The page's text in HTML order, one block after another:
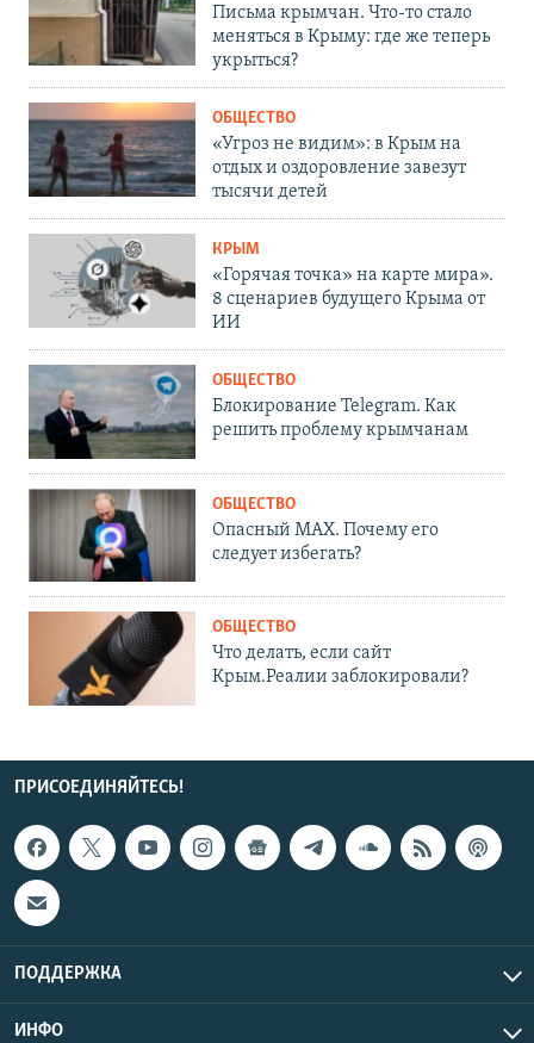
Письма крымчан. Что-то стало
меняться в Крыму: где же теперь
укрыться?
ОБЩЕСТВО
«Угроз не видим»: в Крым на
отдых и оздоровление завезут
тысячи детей
КРЫМ
«Горячая точка» на карте мира».
8 сценариев будущего Крыма от
ИИ
ОБЩЕСТВО
Блокирование Telegram. Как
решить проблему крымчанам
ОБЩЕСТВО
Опасный MAX. Почему его
следует избегать?
ОБЩЕСТВО
Что делать, если сайт
Крым.Реалии заблокировали?
ПРИСОЕДИНЯЙТЕСЬ!
ПОДДЕРЖКА
ИНФО